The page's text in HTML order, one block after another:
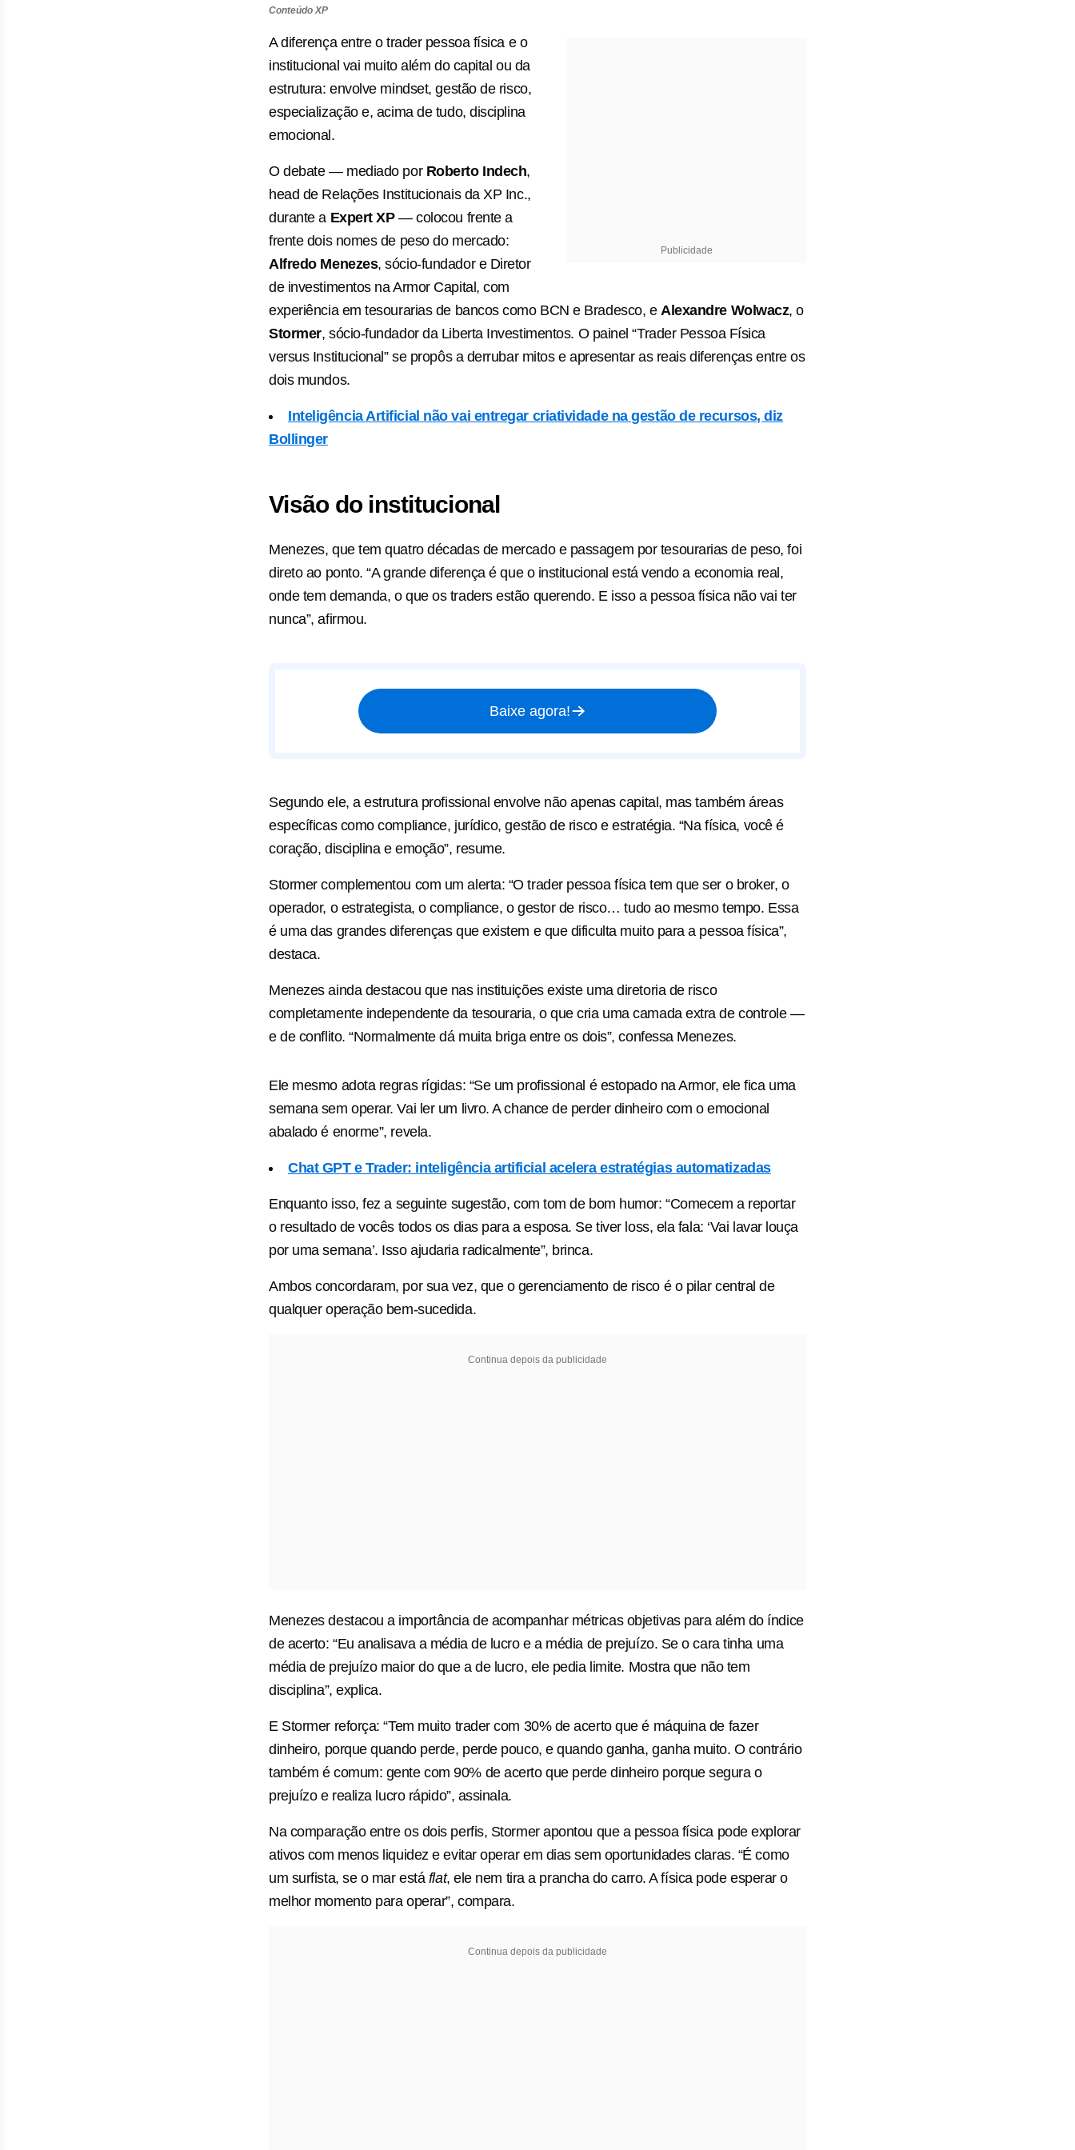
Conteúdo XP
Publicidade
A diferença entre o trader pessoa física e o
institucional vai muito além do capital ou da
estrutura: envolve mindset, gestão de risco,
especialização e, acima de tudo, disciplina
emocional.
O debate — mediado por Roberto Indech,
head de Relações Institucionais da XP Inc.,
durante a Expert XP— colocou frente a
frente dois nomes de peso do mercado:
Alfredo Menezes, sócio-fundador e Diretor
de investimentos na Armor Capital, com
experiência em tesourarias de bancos como BCN e Bradesco, e Alexandre Wolwacz, o
Stormer, sócio-fundador da Liberta Investimentos. O painel “Trader Pessoa Física
versus Institucional” se propôs a derrubar mitos e apresentar as reais diferenças entre os
dois mundos.
Inteligência Artificial não vai entregar criatividade na gestão de recursos, diz
Bollinger
Visão do institucional
Menezes, que tem quatro décadas de mercado e passagem por tesourarias de peso, foi
direto ao ponto. “A grande diferença é que o institucional está vendo a economia real,
onde tem demanda, o que os traders estão querendo. E isso a pessoa física não vai ter
nunca”, afirmou.
Baixe agora!
Segundo ele, a estrutura profissional envolve não apenas capital, mas também áreas
específicas como compliance, jurídico, gestão de risco e estratégia. “Na física, você é
coração, disciplina e emoção”, resume.
Stormer complementou com um alerta: “O trader pessoa física tem que ser o broker, o
operador, o estrategista, o compliance, o gestor de risco… tudo ao mesmo tempo. Essa
é uma das grandes diferenças que existem e que dificulta muito para a pessoa física”,
destaca.
Menezes ainda destacou que nas instituições existe uma diretoria de risco
completamente independente da tesouraria, o que cria uma camada extra de controle —
e de conflito. “Normalmente dá muita briga entre os dois”, confessa Menezes.
Ele mesmo adota regras rígidas: “Se um profissional é estopado na Armor, ele fica uma
semana sem operar. Vai ler um livro. A chance de perder dinheiro com o emocional
abalado é enorme”, revela.
Chat GPT e Trader: inteligência artificial acelera estratégias automatizadas
Enquanto isso, fez a seguinte sugestão, com tom de bom humor: “Comecem a reportar
o resultado de vocês todos os dias para a esposa. Se tiver loss, ela fala: ‘Vai lavar louça
por uma semana’. Isso ajudaria radicalmente”, brinca.
Ambos concordaram, por sua vez, que o gerenciamento de risco é o pilar central de
qualquer operação bem-sucedida.
Continua depois da publicidade
Menezes destacou a importância de acompanhar métricas objetivas para além do índice
de acerto: “Eu analisava a média de lucro e a média de prejuízo. Se o cara tinha uma
média de prejuízo maior do que a de lucro, ele pedia limite. Mostra que não tem
disciplina”, explica.
E Stormer reforça: “Tem muito trader com 30% de acerto que é máquina de fazer
dinheiro, porque quando perde, perde pouco, e quando ganha, ganha muito. O contrário
também é comum: gente com 90% de acerto que perde dinheiro porque segura o
prejuízo e realiza lucro rápido”, assinala.
Na comparação entre os dois perfis, Stormer apontou que a pessoa física pode explorar
ativos com menos liquidez e evitar operar em dias sem oportunidades claras. “É como
um surfista, se o mar está flat, ele nem tira a prancha do carro. A física pode esperar o
melhor momento para operar”, compara.
Continua depois da publicidade